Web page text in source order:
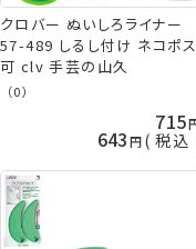
クロバー ぬいしろライナー
57-489 しるし付け ネコポス
可 clv 手芸の山久
（0）
715
643 税込